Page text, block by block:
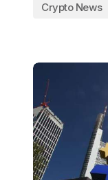
Crypto News